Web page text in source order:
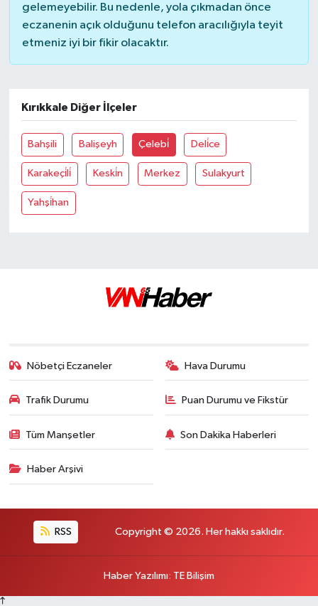
gelemeyebilir. Bu nedenle, yola çıkmadan önce
eczanenin açık olduğunu telefon aracılığıyla teyit
etmeniz iyi bir fikir olacaktır.
Kırıkkale Diğer İlçeler
Bahşili Balişeyh Çelebi̇ Deli̇ce
Karakeçi̇li̇ Keski̇n Merkez Sulakyurt
Yahşi̇han
Nöbetçi Eczaneler Hava Durumu
Trafik Durumu Puan Durumu ve Fikstür
Tüm Manşetler Son Dakika Haberleri
Haber Arşivi
RSS Copyright © 2026. Her hakkı saklıdır.
Haber Yazılımı: TE Bilişim